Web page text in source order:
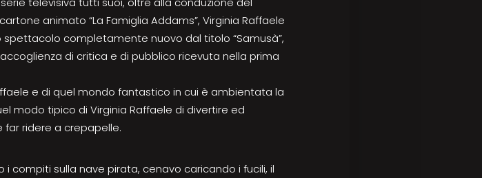
animato “La Famiglia Addams”, Virginia Raffaele
completamente nuovo dal titolo “Samusà”,
di critica e di pubblico ricevuta nella prima
e di quel mondo fantastico in cui è ambientata la
modo tipico di Virginia Raffaele di divertire ed
ridere a crepapelle.
compiti sulla nave pirata, cenavo caricando i fucili, il